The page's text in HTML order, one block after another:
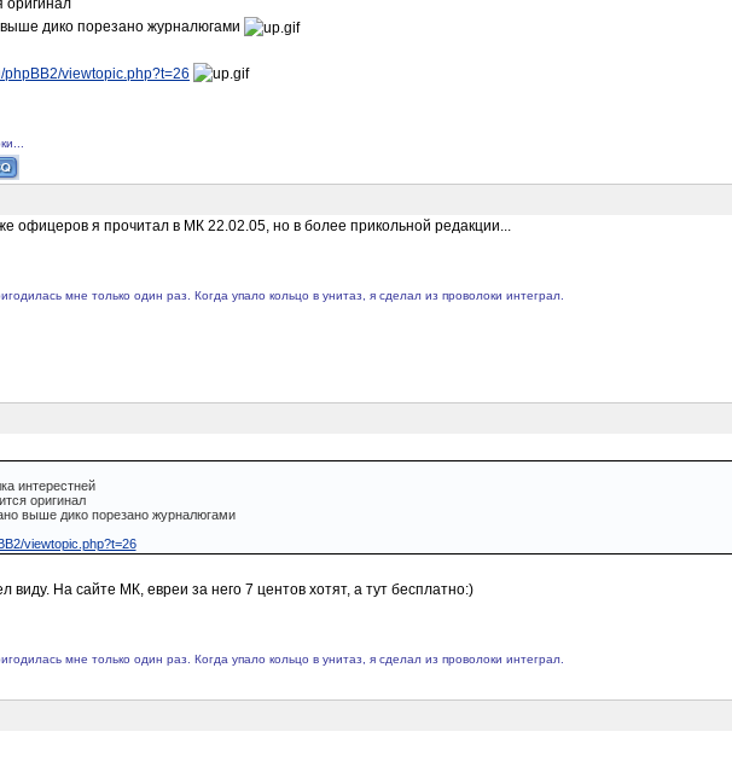
оригинал
дико порезано журналюгами
phpBB2/viewtopic.php?t=26
офицеров я прочитал в МК 22.02.05, но в более прикольной редакции...
мне только один раз. Когда упало кольцо в унитаз, я сделал из проволоки интеграл.
интерестней
оригинал
выше дико порезано журналюгами
viewtopic.php?t=26
виду. На сайте МК, евреи за него 7 центов хотят, а тут бесплатно:)
мне только один раз. Когда упало кольцо в унитаз, я сделал из проволоки интеграл.